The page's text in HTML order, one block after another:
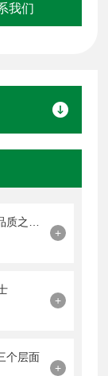
我们
+
+
个层面
+